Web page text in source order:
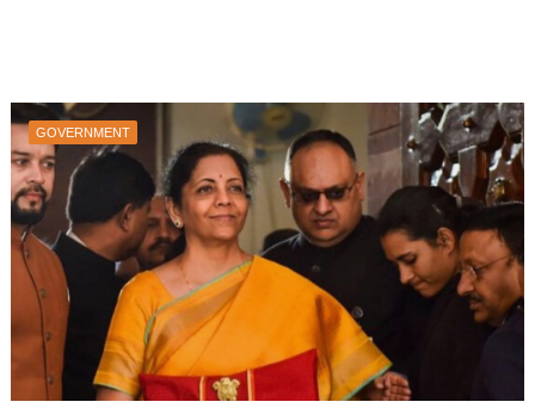
GOVERNMENT